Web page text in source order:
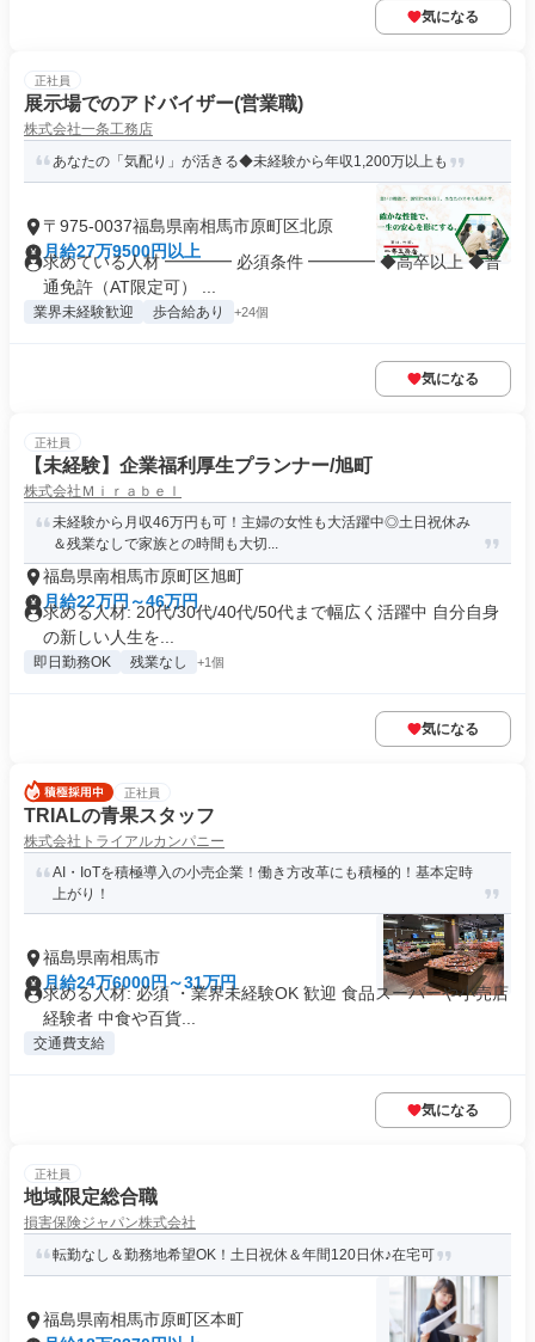
気になる
正社員
展示場でのアドバイザー(営業職)
株式会社一条工務店
あなたの「気配り」が活きる◆未経験から年収1,200万以上も
〒975-0037福島県南相馬市原町区北原
月給27万9500円以上
求めている人材 ━━━━ 必須条件 ━━━━ ◆高卒以上 ◆普
通免許（AT限定可） ...
業界未経験歓迎 歩合給あり +24個
気になる
正社員
【未経験】企業福利厚生プランナー/旭町
株式会社Ｍｉｒａｂｅｌ
未経験から月収46万円も可！主婦の女性も大活躍中◎土日祝休み
＆残業なしで家族との時間も大切...
福島県南相馬市原町区旭町
月給22万円～46万円
求める人材: 20代/30代/40代/50代まで幅広く活躍中 自分自身
の新しい人生を...
即日勤務OK 残業なし +1個
気になる
正社員
TRIALの青果スタッフ
株式会社トライアルカンパニー
AI・IoTを積極導入の小売企業！働き方改革にも積極的！基本定時
上がり！
福島県南相馬市
月給24万6000円～31万円
求める人材: 必須 ・業界未経験OK 歓迎 食品スーパーや小売店
経験者 中食や百貨...
交通費支給
気になる
正社員
地域限定総合職
損害保険ジャパン株式会社
転勤なし＆勤務地希望OK！土日祝休＆年間120日休♪在宅可
福島県南相馬市原町区本町